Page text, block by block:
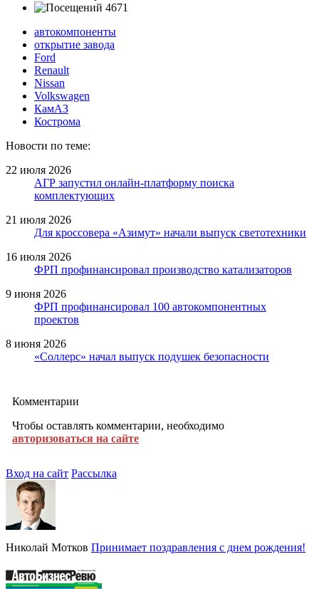
4671
автокомпоненты
открытие завода
Ford
Renault
Nissan
Volkswagen
КамАЗ
Кострома
Новости по теме:
22 июля 2026
АГР запустил онлайн-платформу поиска
комплектующих
21 июля 2026
Для кроссовера «Азимут» начали выпуск светотехники
16 июля 2026
ФРП профинансировал производство катализаторов
9 июня 2026
ФРП профинансировал 100 автокомпонентных
проектов
8 июня 2026
«Соллерс» начал выпуск подушек безопасности
Комментарии
Чтобы оставлять комментарии, необходимо
авторизоваться на сайте
Вход на сайт Рассылка
Николай Мотков Принимает поздравления с днем рождения!